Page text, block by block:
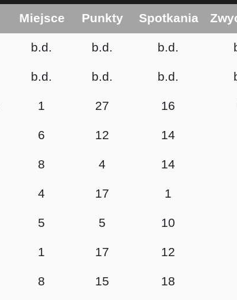
Miejsce Punkty Spotkania
b.d. b.d. b.d.
b.d. b.d. b.d.
1 27 16
6 12 14
8 4 14
4 17 1
5 5 10
1 17 12
8 15 18